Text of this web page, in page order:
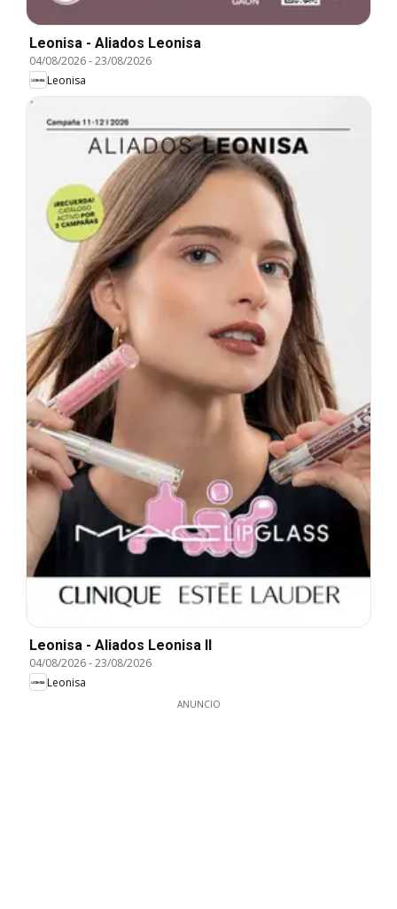
Leonisa - Aliados Leonisa
04/08/2026-23/08/2026
Leonisa
Leonisa - Aliados Leonisa II
04/08/2026-23/08/2026
Leonisa
ANUNCIO